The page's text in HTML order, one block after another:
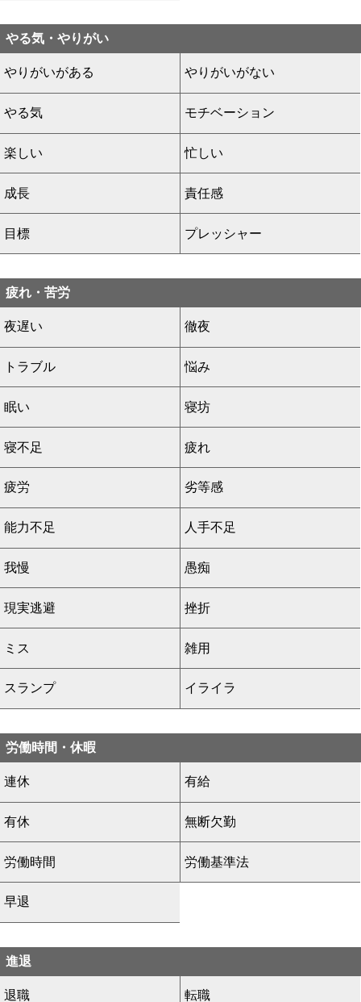
やる気・やりがい
やりがいがある やりがいがない
やる気 モチベーション
楽しい 忙しい
成長 責任感
目標 プレッシャー
疲れ・苦労
夜遅い 徹夜
トラブル 悩み
眠い 寝坊
寝不足 疲れ
疲労 劣等感
能力不足 人手不足
我慢 愚痴
現実逃避 挫折
ミス 雑用
スランプ イライラ
労働時間・休暇
連休 有給
有休 無断欠勤
労働時間 労働基準法
早退
進退
退職 転職